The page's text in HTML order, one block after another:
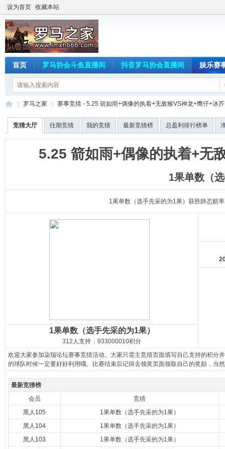
设为首页 收藏本站
首页 罗马协会斗鱼直播间 抖音罗马协会直播间 娱乐赛
之
罗马之家 赛事竞猜 - 5.25 箭如雨+偶像的执着+无敌猴VS神龙+鹰仔+冰
竞猜大厅 往期竞猜 我的竞猜 最新竞猜榜 总盈利排行榜单
5.25 箭如雨+偶像的执着+无
1果单数（
1果单数（选手先采的为1果）获胜静态赔
1果单数（选手先采的为1果）
312人支持 933000010积分
欢迎大家参加柒瑞论坛赛事竞猜活动。大家只需主竞猜页面填写自己支持的积
的球队时候一定要好好利用哦。比赛结束后记得去领奖页面领取自己的奖励，当
最新竞猜榜
会员
竞猜
黑人105
1果单数（选手先采的为1果）
黑人104
1果单数（选手先采的为1果）
黑人103
1果单数（选手先采的为1果）